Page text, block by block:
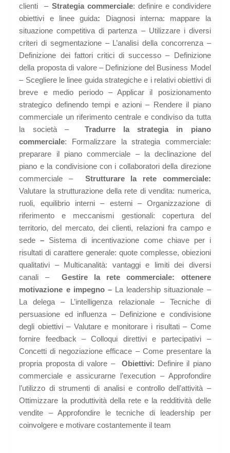
clienti – Strategia commerciale: definire e condividere
obiettivi e linee guida: Diagnosi interna: mappare la
situazione competitiva di partenza – Utilizzare i diversi
criteri di segmentazione – L’analisi della concorrenza –
Definizione dei fattori critici di successo – Definizione
della proposta di valore – Definizione del Business Model
– Scegliere le linee guida strategiche e i relativi obiettivi di
breve e medio periodo – Applicar il posizionamento
strategico definendo tempi e azioni – Rendere il piano
commerciale un riferimento centrale e condiviso da tutta
la società – Tradurre la strategia in piano
commerciale: Formalizzare la strategia commerciale:
preparare il piano commerciale – la declinazione del
piano e la condivisione con i collaboratori della direzione
commerciale – Strutturare la rete commerciale:
Valutare la strutturazione della rete di vendita: numerica,
ruoli, equilibrio interni – esterni – Organizzazione di
riferimento e meccanismi gestionali: copertura del
territorio, del mercato, dei clienti, relazioni fra campo e
sede – Sistema di incentivazione come chiave per i
risultati di carattere generale: quote complesse, obiezioni
qualitativi – Multicanalità: vantaggi e limiti dei diversi
canali – Gestire la rete commerciale: ottenere
motivazione e impegno – La leadership situazionale –
La delega – L’intelligenza relazionale – Tecniche di
persuasione ed influenza – Definizione e condivisione
degli obiettivi – Valutare e monitorare i risultati – Come
fornire feedback – Colloqui direttivi e partecipativi –
Concetti di negoziazione efficace – Come presentare la
propria proposta di valore – Obiettivi: Definire il piano
commerciale e assicurarne l’execution – Approfondire
l’utilizzo di strumenti di analisi e controllo dell’attività –
Ottimizzare la produttività della rete e la redditività delle
vendite – Approfondire le tecniche di leadership per
coinvolgere e motivare costantemente il team